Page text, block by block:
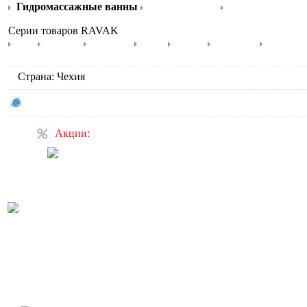
Гидромассажные ванны
Серии товаров RAVAK
Страна: Чехия
Акции: